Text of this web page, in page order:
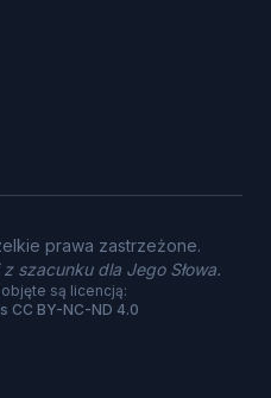
prawa zastrzeżone.
szacunku dla Jego Słowa.
są licencją:
CC BY-NC-ND 4.0